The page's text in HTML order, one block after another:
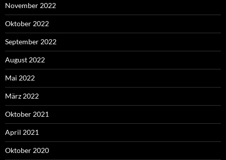
November 2022
Oktober 2022
September 2022
August 2022
Mai 2022
März 2022
Oktober 2021
April 2021
Oktober 2020